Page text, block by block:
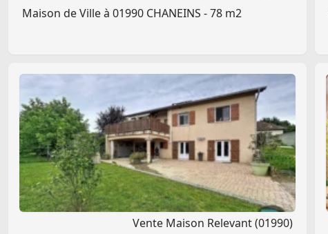
Maison de Ville à 01990 CHANEINS - 78 m2
Vente Maison Relevant (01990)